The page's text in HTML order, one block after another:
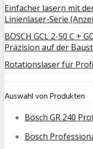
Einfacher lasern mit
Linienlaser-Serie
BOSCH GCL 2-50 C +
Präzision auf der
Rotationslaser für
Auswahl von Produkten
Bosch GR 240
Bosch